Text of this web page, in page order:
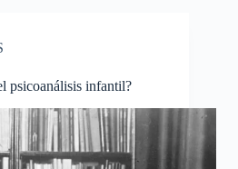
psicoanálisis infantil?